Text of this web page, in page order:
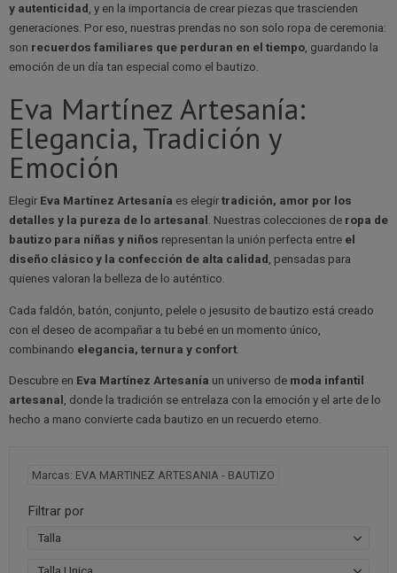
y autenticidad , y en la importancia de crear piezas que trascienden
generaciones. Por eso, nuestras prendas no son solo ropa de ceremonia:
son recuerdos familiares que perduran en el tiempo , guardando la
emoción de un día tan especial como el bautizo.
Eva Martínez Artesanía:
Elegancia, Tradición y
Emoción
Elegir Eva Martínez Artesanía es elegirtradición, amor por los
detalles y la pureza de lo artesanal . Nuestras colecciones de ropa de
bautizo para niñas y niños representan la unión perfecta entre el
diseño clásico y la confección de alta calidad , pensadas para
quienes valoran la belleza de lo auténtico.
Cada faldón, batón, conjunto, pelele o jesusito de bautizo está creado
con el deseo de acompañar a tu bebé en un momento único,
combinando elegancia, ternura y confort
Descubre en Eva Martínez Artesanía un universo de moda infantil
artesanal , donde la tradición se entrelaza con la emoción y el arte de lo
hecho a mano convierte cada bautizo en un recuerdo eterno.
Marcas: EVA MARTINEZ ARTESANIA - BAUTIZO
Filtrar por
Talla